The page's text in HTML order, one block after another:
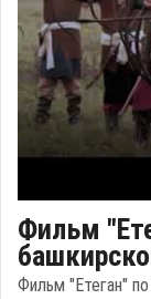
Фильм
Фильм "Етеган"